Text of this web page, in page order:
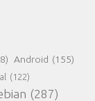
Android (155)
(122)
(287)